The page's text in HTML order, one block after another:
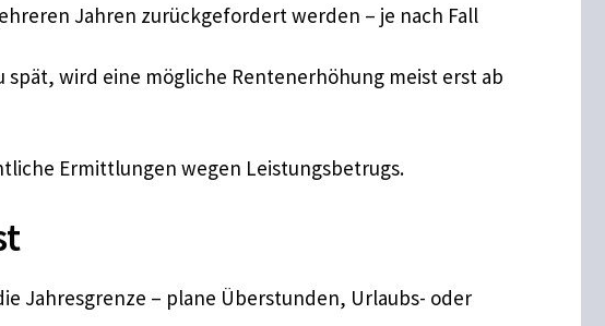
Jahren zurückgefordert werden – je nach Fall
spät, wird eine mögliche Rentenerhöhung meist erst ab
Ermittlungen wegen Leistungsbetrugs.
Jahresgrenze – plane Überstunden, Urlaubs- oder